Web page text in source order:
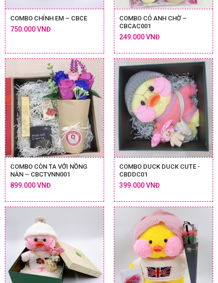
COMBO CHÍNH EM – CBCE
750.000 VNĐ
COMBO CÓ ANH CHỜ –
CBCAC001
249.000 VNĐ
COMBO CÒN TA VỚI NỒNG
NÀN – CBCTVNN001
899.000 VNĐ
COMBO DUCK DUCK CUTE -
CBDDC01
399.000 VNĐ